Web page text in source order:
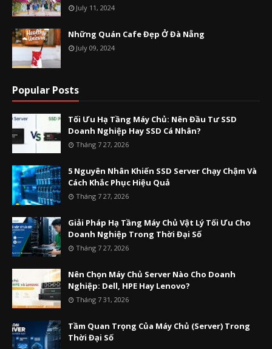
July 11, 2024
Những Quán Cafe Đẹp Ở Đà Nẵng
July 09, 2024
Popular Posts
Tối Ưu Hạ Tầng Máy Chủ: Nên Đầu Tư SSD
Doanh Nghiệp Hay SSD Cá Nhân?
Tháng 7 27, 2026
5 Nguyên Nhân Khiến SSD Server Chạy Chậm Và
Cách Khắc Phục Hiệu Quả
Tháng 7 27, 2026
Giải Pháp Hạ Tầng Máy Chủ Vật Lý Tối Ưu Cho
Doanh Nghiệp Trong Thời Đại Số
Tháng 7 27, 2026
Nên Chọn Máy Chủ Server Nào Cho Doanh
Nghiệp: Dell, HPE Hay Lenovo?
Tháng 7 31, 2026
Tầm Quan Trọng Của Máy Chủ (Server) Trong
Thời Đại Số